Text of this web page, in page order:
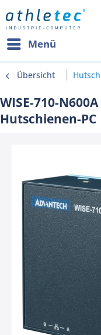
Menü
Übersicht
WISE-710-
Hutschienen-PC